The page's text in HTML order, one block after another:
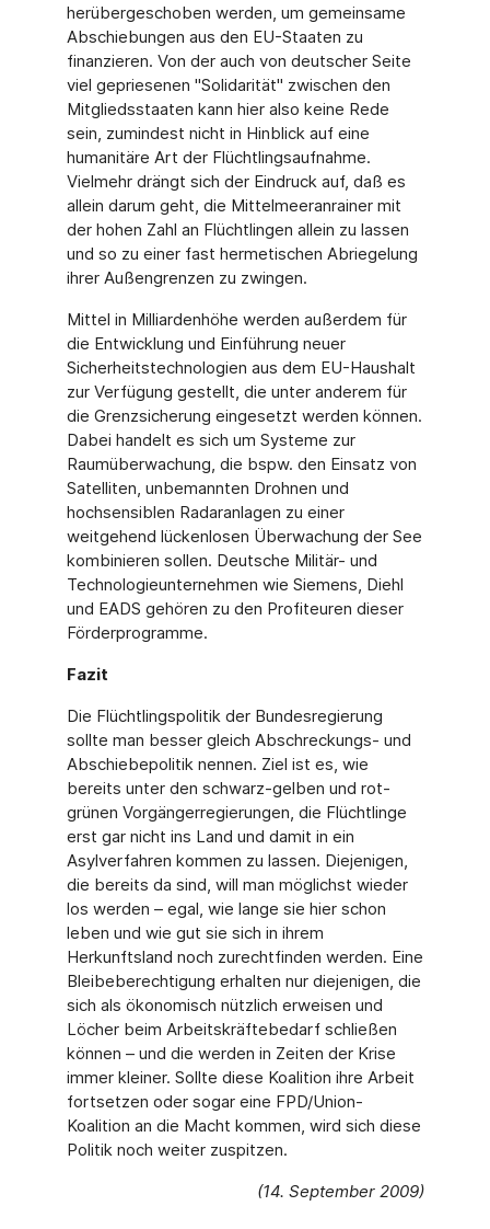
herübergeschoben werden, um gemeinsame
Abschiebungen aus den EU-Staaten zu
finanzieren. Von der auch von deutscher Seite
viel gepriesenen "Solidarität" zwischen den
Mitgliedsstaaten kann hier also keine Rede
sein, zumindest nicht in Hinblick auf eine
humanitäre Art der Flüchtlingsaufnahme.
Vielmehr drängt sich der Eindruck auf, daß es
allein darum geht, die Mittelmeeranrainer mit
der hohen Zahl an Flüchtlingen allein zu lassen
und so zu einer fast hermetischen Abriegelung
ihrer Außengrenzen zu zwingen.
Mittel in Milliardenhöhe werden außerdem für
die Entwicklung und Einführung neuer
Sicherheitstechnologien aus dem EU-Haushalt
zur Verfügung gestellt, die unter anderem für
die Grenzsicherung eingesetzt werden können.
Dabei handelt es sich um Systeme zur
Raumüberwachung, die bspw. den Einsatz von
Satelliten, unbemannten Drohnen und
hochsensiblen Radaranlagen zu einer
weitgehend lückenlosen Überwachung der See
kombinieren sollen. Deutsche Militär- und
Technologieunternehmen wie Siemens, Diehl
und EADS gehören zu den Profiteuren dieser
Förderprogramme.
Fazit
Die Flüchtlingspolitik der Bundesregierung
sollte man besser gleich Abschreckungs- und
Abschiebepolitik nennen. Ziel ist es, wie
bereits unter den schwarz-gelben und rot-
grünen Vorgängerregierungen, die Flüchtlinge
erst gar nicht ins Land und damit in ein
Asylverfahren kommen zu lassen. Diejenigen,
die bereits da sind, will man möglichst wieder
los werden – egal, wie lange sie hier schon
leben und wie gut sie sich in ihrem
Herkunftsland noch zurechtfinden werden. Eine
Bleibeberechtigung erhalten nur diejenigen, die
sich als ökonomisch nützlich erweisen und
Löcher beim Arbeitskräftebedarf schließen
können – und die werden in Zeiten der Krise
immer kleiner. Sollte diese Koalition ihre Arbeit
fortsetzen oder sogar eine FPD/Union-
Koalition an die Macht kommen, wird sich diese
Politik noch weiter zuspitzen.
(14. September 2009)